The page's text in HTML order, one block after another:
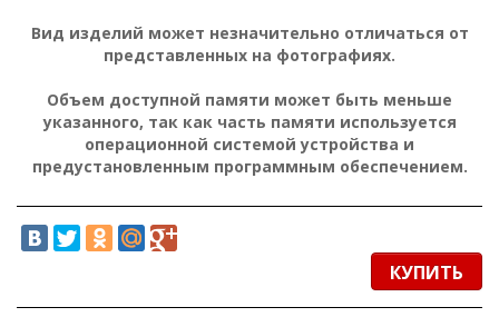
Вид изделий может незначительно отличаться от
представленных на фотографиях.
Объем доступной памяти может быть меньше
указанного, так как часть памяти используется
операционной системой устройства и
предустановленным программным обеспечением.
КУПИТЬ